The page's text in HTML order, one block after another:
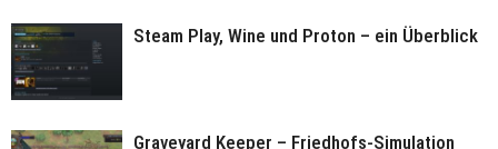
Steam Play, Wine und Proton – ein Überblick
Graveyard Keeper – Friedhofs-Simulation